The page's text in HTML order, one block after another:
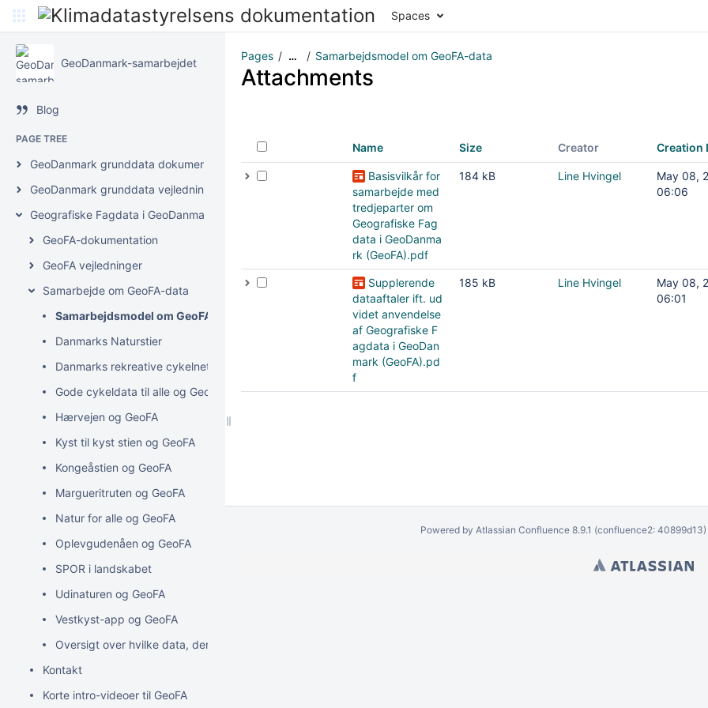
Spaces
GeoDanmark-samarbejdet
Blog
PAGE TREE
GeoDanmark grunddata dokumentation
GeoDanmark grunddata vejledninger
Geografiske Fagdata i GeoDanmark (GeoFA)
GeoFA-dokumentation
GeoFA vejledninger
Samarbejde om GeoFA-data
Samarbejdsmodel om GeoFA-data
Danmarks Naturstier
Danmarks rekreative cykelnet og GeoFA
Gode cykeldata til alle og GeoFA
Hærvejen og GeoFA
Kyst til kyst stien og GeoFA
Kongeåstien og GeoFA
Margueritruten og GeoFA
Natur for alle og GeoFA
Oplevgudenåen og GeoFA
SPOR i landskabet
Udinaturen og GeoFA
Vestkyst-app og GeoFA
Oversigt over hvilke data, der anvendes og udstilles i diverse løsninger
Kontakt
Korte intro-videoer til GeoFA
Pages … Samarbejdsmodel om GeoFA-data
Attachments
Name Size Creator Creation
Basisvilkår for
samarbejde med
tredjeparter om
Geografiske Fag
data i GeoDanma
rk (GeoFA).pdf
184 kB Line Hvingel
May 08,
06:06
Supplerende
dataaftaler ift. ud
videt anvendelse
af Geografiske F
agdata i GeoDan
mark (GeoFA).pd
f
185 kB Line Hvingel
May 08,
06:01
Powered by Atlassian Confluence 8.9.1 (confluence2: 40899d13)